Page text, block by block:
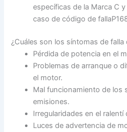
específicas de la Marca C
caso de código de
¿Cuáles son los síntomas de falla
Pérdida de potencia en el
Problemas de arranque o
el motor.
Mal funcionamiento de los
emisiones.
Irregularidades en el ralentí
Luces de advertencia de